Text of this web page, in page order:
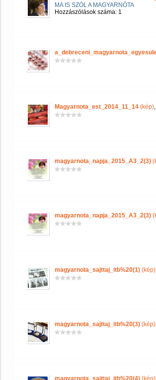
MA IS SZÓL A MAGYARNÓTA
Hozzászólások száma: 1
Magyarnota_est_2014_11_14 (kép),
magyarnota_napja_2015_A3_2(3)
magyarnota_napja_2015_A3_2(3)
magyarnota_sajttaj_itb%20(1) (kép)
magyarnota_sajttaj_itb%20(3) (kép)
magyarnota_sajttaj_itb%20(4) (kép)